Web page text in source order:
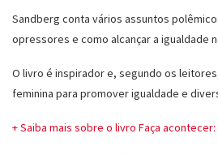
Sandberg conta vários assuntos
opressores e como alcançar a igualdade
O livro é inspirador e, segundo os
feminina para promover igualdade e
+ Saiba mais sobre o livro Faça